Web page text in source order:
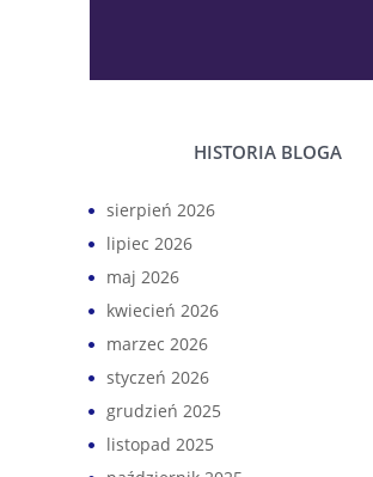
HISTORIA BLOGA
sierpień 2026
lipiec 2026
maj 2026
kwiecień 2026
marzec 2026
styczeń 2026
grudzień 2025
listopad 2025